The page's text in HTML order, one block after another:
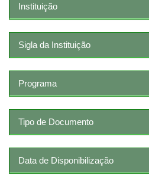
Instituição
Sigla da Instituição
Programa
Tipo de Documento
Data de Disponibilização